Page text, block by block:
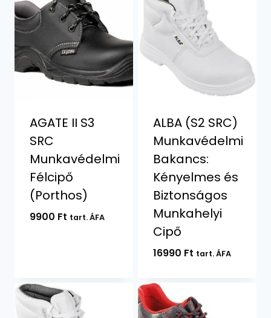
AGATE II S3
SRC
Munkavédelmi
Félcipő
(Porthos)
9900 Ft tart. ÁFA
ALBA (S2 SRC)
Munkavédelmi
Bakancs:
Kényelmes és
Biztonságos
Munkahelyi
Cipő
16990 Ft tart. ÁFA